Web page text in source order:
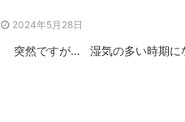
2024年5月28日
突然ですが… 湿気の多い時期に